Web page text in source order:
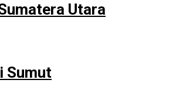
Utara
Sumut